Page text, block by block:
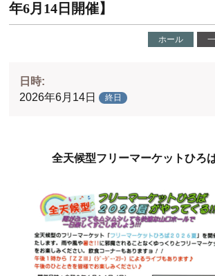
年6月14日開催】
ホール
日時:
2026年6月14日
終日
全天候型フリーマーケットひろ